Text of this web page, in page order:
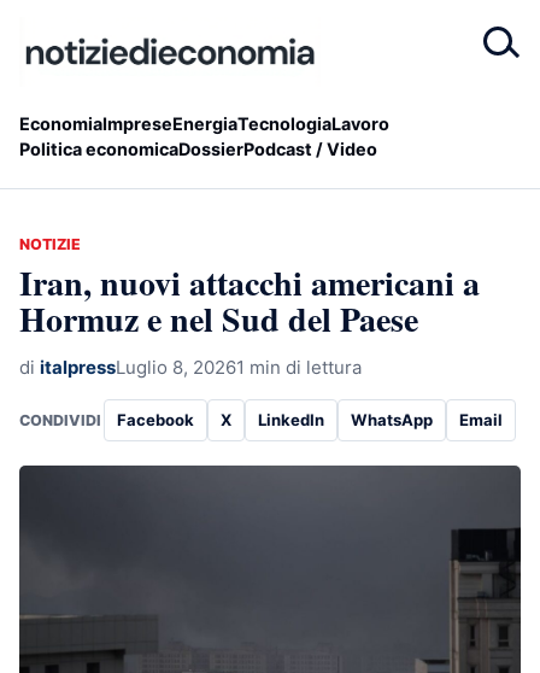
EconomiaImpreseEnergiaTecnologiaLavoro
Politica economicaDossierPodcast / Video
NOTIZIE
Iran, nuovi attacchi americani a
Hormuz e nel Sud del Paese
di italpressLuglio 8, 20261 min di lettura
CONDIVIDI Facebook X LinkedIn WhatsApp Email